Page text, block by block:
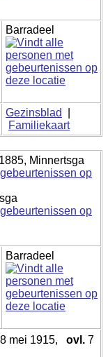
Barradeel
Gezinsblad
Familiekaart
Minnertsga
Barradeel
mei 1915, ovl. 7